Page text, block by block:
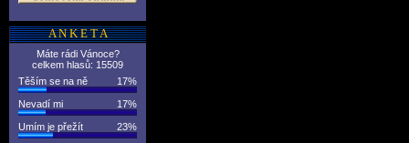
A N K E T A
Máte rádi Vánoce?
celkem hlasů: 15509
17%
Těším se na ně
17%
Nevadí mi
23%
Umím je přežít